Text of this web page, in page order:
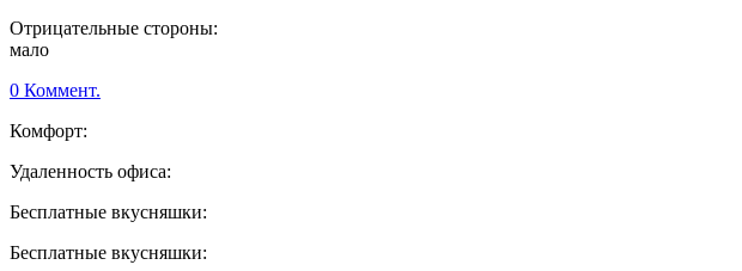
Отрицательные стороны:
мало
0 Коммент.
Комфорт:
Удаленность офиса:
Бесплатные вкусняшки:
Бесплатные вкусняшки: